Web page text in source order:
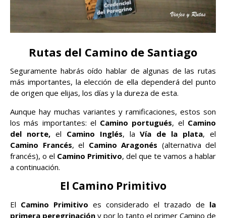
Rutas del Camino de Santiago
Seguramente habrás oído hablar de algunas de las rutas
más importantes, la elección de ella dependerá del punto
de origen que elijas, los días y la dureza de esta.
Aunque hay muchas variantes y ramificaciones, estos son
los más importantes: el Camino portugués, el Camino
del norte,el Camino Inglés, laVía de la plata, el
Camino Francés, el Camino Aragonés (alternativa del
francés), o el Camino Primitivo, del que te vamos a hablar
a continuación.
El Camino Primitivo
El Camino Primitivo es considerado el trazado de la
primera peregrinación y por lo tanto el primer Camino de